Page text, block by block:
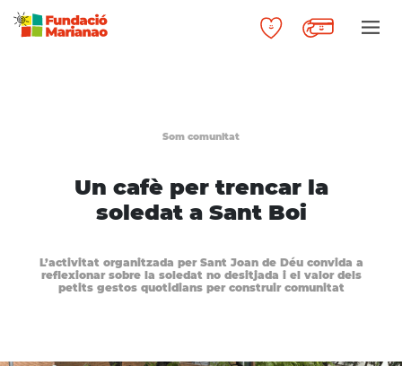
Som comunitat
Un cafè per trencar la
soledat a Sant Boi
L’activitat organitzada per Sant Joan de Déu convida a
reflexionar sobre la soledat no desitjada i el valor dels
petits gestos quotidians per construir comunitat